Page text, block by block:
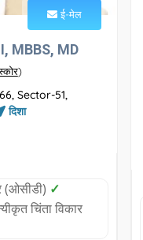
ई-मेल
MBBS, MD
)
Sector-51,
दिशा
(ओसीडी) ✓
चिंता विकार